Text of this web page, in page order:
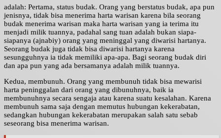
adalah: Pertama, status budak. Orang yang berstatus budak, apa pun
jenisnya, tidak bisa menerima harta warisan karena bila seorang
budak menerima warisan maka harta warisan yang ia terima itu
menjadi milik tuannya, padahal sang tuan adalah bukan siapa-
siapanya (ajnabiy) orang yang meninggal yang diwarisi hartanya.
Seorang budak juga tidak bisa diwarisi hartanya karena
sesungguhnya ia tidak memiliki apa-apa. Bagi seorang budak diri
dan apa pun yang ada bersamanya adalah milik tuannya.
Kedua, membunuh. Orang yang membunuh tidak bisa mewarisi
harta peninggalan dari orang yang dibunuhnya, baik ia
membunuhnya secara sengaja atau karena suatu kesalahan. Karena
membunuh sama saja dengan memutus hubungan kekerabatan,
sedangkan hubungan kekerabatan merupakan salah satu sebab
seseorang bisa menerima warisan.